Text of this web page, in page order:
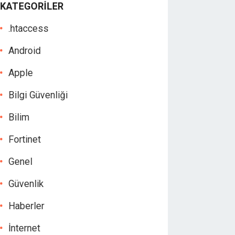
KATEGORILER
.htaccess
Android
Apple
Bilgi Güvenliği
Bilim
Fortinet
Genel
Güvenlik
Haberler
İnternet